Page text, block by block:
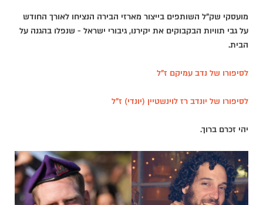
מועסקי שק"ל השותפים בייצור מארזי הבירה הנציחו לאורך החודש
על גבי תוויות הבקבוקים את יקירנו, גיבורי ישראל - שנפלו בהגנה על
הבית.
לסיפורו של נדב עמיקם ז"ל
לסיפורו של יונדב רז לוינשטיין (יונדי) ז"ל
יהי זכרם ברוך.